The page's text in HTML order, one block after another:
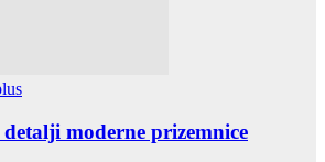
moderne prizemnice